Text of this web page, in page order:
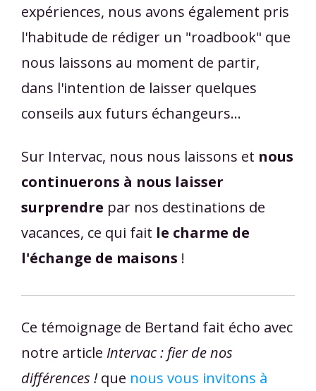
expériences, nous avons également pris
l'habitude de rédiger un "roadbook" que
nous laissons au moment de partir,
dans l'intention de laisser quelques
conseils aux futurs échangeurs...
Sur Intervac, nous nous laissons et nous
continuerons à nous laisser
surprendre par nos destinations de
vacances, ce qui fait le charme de
l'échange de maisons !
Ce témoignage de Bertand fait écho avec
notre article Intervac : fier de nos
différences !que nous vous invitons à